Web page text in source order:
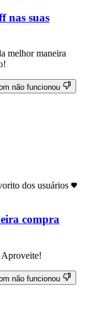
nas suas
melhor maneira
não funcionou
dos usuários
compra
Aproveite!
não funcionou